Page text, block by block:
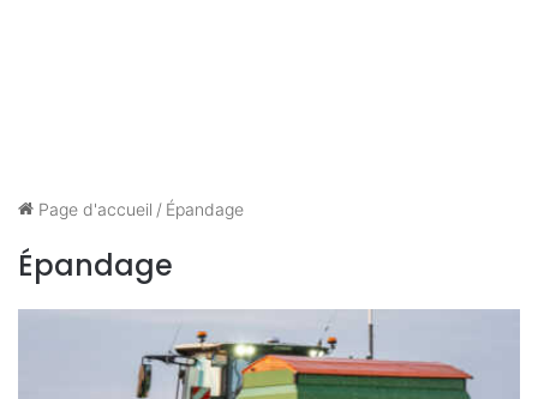
Page d'accueil / Épandage
Épandage